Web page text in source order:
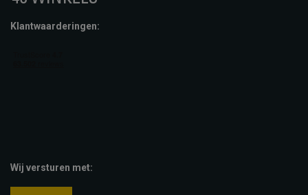
Klantwaarderingen:
Wij versturen met: